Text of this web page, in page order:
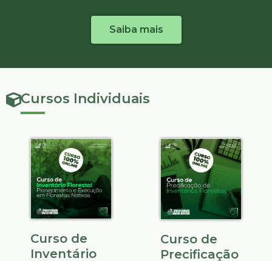
Saiba mais
Cursos Individuais
Curso de
Inventário
Curso de
Precificação